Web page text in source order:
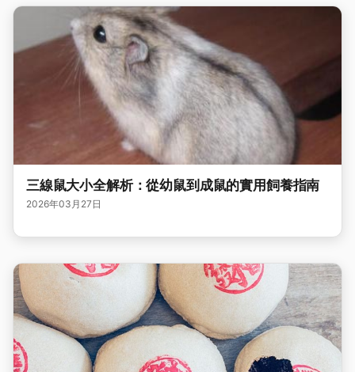
三線鼠大小全解析：從幼鼠到成鼠的實用飼養指南
2026年03月27日